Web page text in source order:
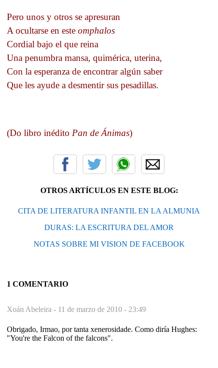
Pero unos y otros se apresuran
A ocultarse en este omphalos
Cordial bajo el que reina
Una penumbra mansa, quimérica, uterina,
Con la esperanza de encontrar algún saber
Que les ayude a desmentir sus pesadillas.
(Do libro inédito Pan de Ánimas)
OTROS ARTÍCULOS EN ESTE BLOG:
CITA DE LITERATURA INFANTIL EN LA ALMUNIA
DURAS: LA ESCRITURA DEL AMOR
NOTAS SOBRE MI VISION DE FACEBOOK
1 COMENTARIO
Xoán Abeleira - 11 de marzo de 2010 - 23:49
Obrigado, Irmao, por tanta xenerosidade. Como diría Hughes:
"You're the Falcon of the falcons".